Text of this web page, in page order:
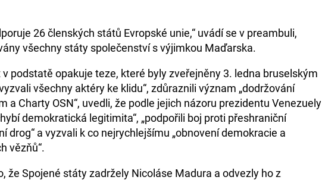
26 členských států Evropské unie,“ uvádí se v preambuli,
všechny státy společenství s výjimkou Maďarska.
podstatě opakuje teze, které byly zveřejněny 3. ledna bruselským
všechny aktéry ke klidu“, zdůraznili význam „dodržování
a Charty OSN“, uvedli, že podle jejich názoru prezidentu Venezuely
demokratická legitimita“, „podpořili boj proti přeshraniční
drog“ a vyzvali k co nejrychlejšímu „obnovení demokracie a
vězňů“.
že Spojené státy zadržely Nicoláse Madura a odvezly ho z